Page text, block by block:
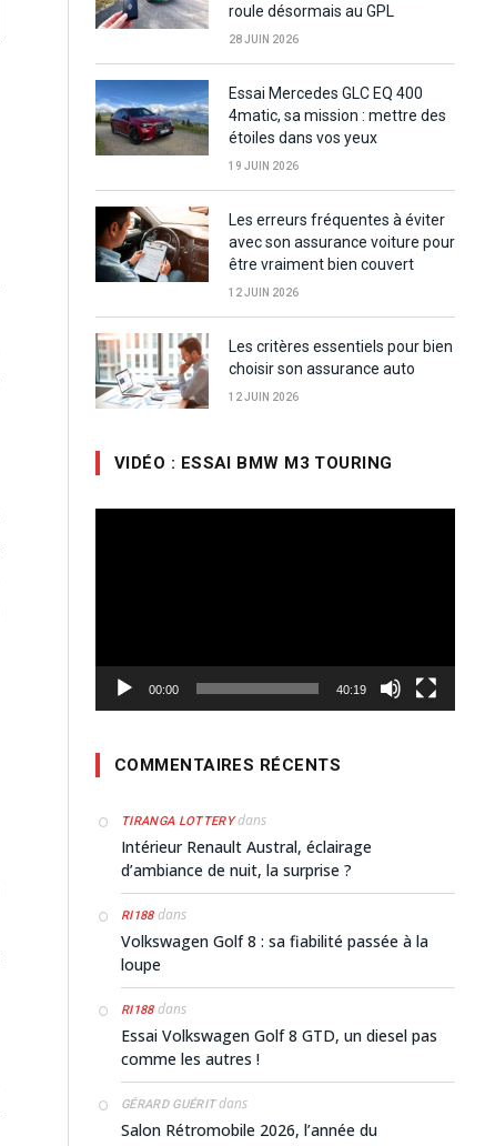
roule désormais au GPL
28 JUIN 2026
Essai Mercedes GLC EQ 400
4matic, sa mission : mettre des
étoiles dans vos yeux
19 JUIN 2026
Les erreurs fréquentes à éviter
avec son assurance voiture pour
être vraiment bien couvert
12 JUIN 2026
Les critères essentiels pour bien
choisir son assurance auto
12 JUIN 2026
VIDÉO : ESSAI BMW M3 TOURING
00:00 40:19
COMMENTAIRES RÉCENTS
TIRANGA LOTTERYdans
Intérieur Renault Austral, éclairage
d’ambiance de nuit, la surprise ?
RI188dans
Volkswagen Golf 8 : sa fiabilité passée à la
loupe
RI188dans
Essai Volkswagen Golf 8 GTD, un diesel pas
comme les autres !
GÉRARD GUÉRITdans
Salon Rétromobile 2026, l’année du